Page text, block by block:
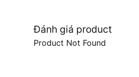
Đánh giá product
Product Not Found